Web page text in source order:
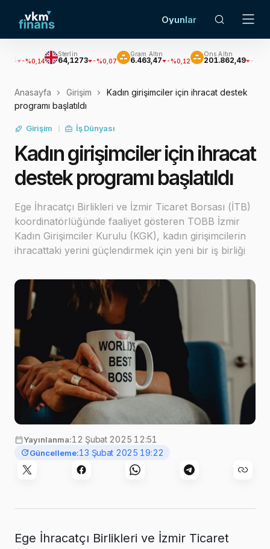
Oyunlar
Sterlin
64,1273 -%0,07
Gram Altın
6.463,47 -%0,12
Ons Altın
201.862,49 -%0,09
Anasayfa Girişim
Kadın girişimciler için ihracat destek
programı başlatıldı
Girişim İş Dünyası
Kadın girişimciler için ihracat
destek programı başlatıldı
Ege İhracatçı Birlikleri ve İzmir Ticaret Borsası (İTB)
koordinatörlüğünde faaliyet gösteren TOBB İzmir
Kadın Girişimciler Kurulu (KGK), kadın girişimcilerin
ihracattaki yerini güçlendirmek için yeni bir iş birliği
Görsel:Kelly Sikkema
Yayınlanma:12 Şubat 2025 12:51
Güncelleme:13 Şubat 2025 19:22
Ege İhracatçı Birlikleri ve İzmir Ticaret